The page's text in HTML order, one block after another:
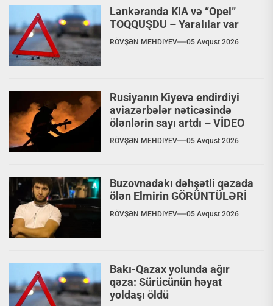
Lənkəranda KIA və “Opel”
TOQQUŞDU – Yaralılar var
RÖVŞƏN MEHDIYEV 05 Avqust 2026
Rusiyanın Kiyevə endirdiyi
aviazərbələr nəticəsində
ölənlərin sayı artdı – VİDEO
RÖVŞƏN MEHDIYEV 05 Avqust 2026
Buzovnadakı dəhşətli qəzada
ölən Elmirin GÖRÜNTÜLƏRİ
RÖVŞƏN MEHDIYEV 05 Avqust 2026
Bakı-Qazax yolunda ağır
qəza: Sürücünün həyat
yoldaşı öldü